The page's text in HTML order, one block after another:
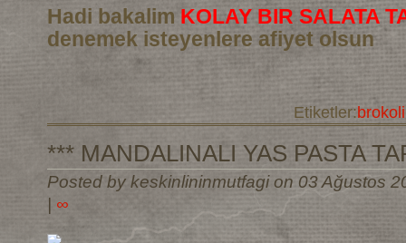
Hadi bakalim KOLAY BIR SALATA
denemek isteyenlere afiyet olsun
Etiketler:brokoli
*** MANDALINALI YAS PASTA
Posted by keskinlininmutfagi on 03 Ağustos
∞